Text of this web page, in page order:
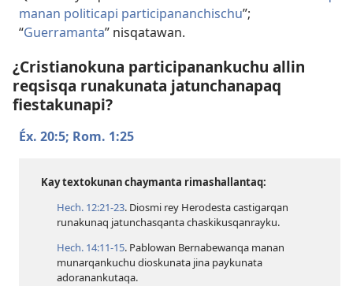
manan politicapi participananchischu”;
“Guerramanta” nisqatawan.
¿Cristianokuna participanankuchu allin
reqsisqa runakunata jatunchanapaq
fiestakunapi?
Éx. 20:5; Rom. 1:25
Kay textokunan chaymanta rimashallantaq:
Hech. 12:​21-23. Diosmi rey Herodesta castigarqan
runakunaq jatunchasqanta chaskikusqanrayku.
Hech. 14:​11-15. Pablowan Bernabewanqa manan
munarqankuchu dioskunata jina paykunata
adoranankutaqa.